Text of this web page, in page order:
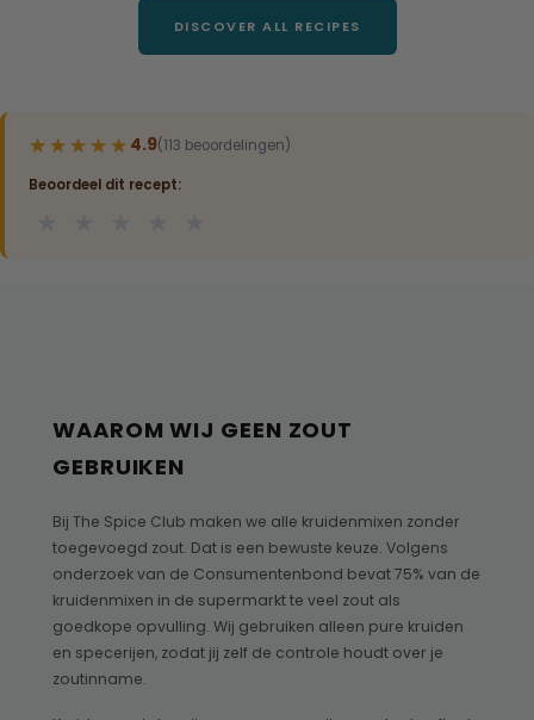
DISCOVER ALL RECIPES
★★★★★
★★★★★ 4.9(113 beoordelingen)
Beoordeel dit recept:
WAAROM WIJ GEEN ZOUT
GEBRUIKEN
Bij The Spice Club maken we alle kruidenmixen zonder
toegevoegd zout. Dat is een bewuste keuze. Volgens
onderzoek van de Consumentenbond bevat 75% van de
kruidenmixen in de supermarkt te veel zout als
goedkope opvulling. Wij gebruiken alleen pure kruiden
en specerijen, zodat jij zelf de controle houdt over je
zoutinname.